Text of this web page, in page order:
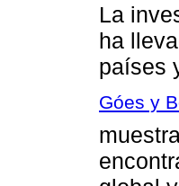
La
ha
países
Góes y